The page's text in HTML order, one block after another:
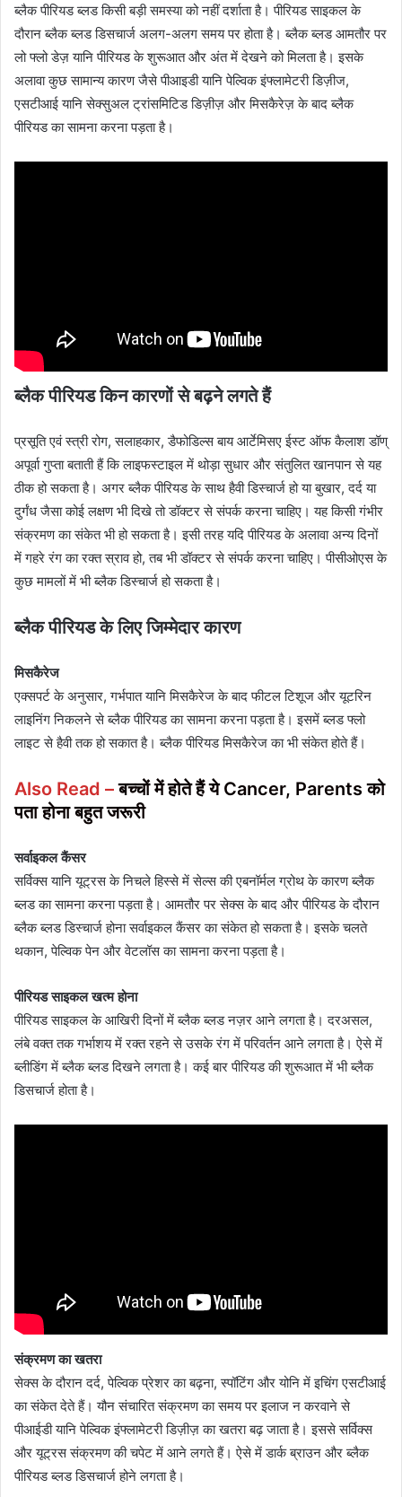
ब्लैक पीरियड ब्लड किसी बड़ी समस्या को नहीं दर्शाता है। पीरियड साइकल के
दौरान ब्लैक ब्लड डिसचार्ज अलग-अलग समय पर होता है। ब्लैक ब्लड आमतौर पर
लो फ्लो डेज़ यानि पीरियड के शुरूआत और अंत में देखने को मिलता है। इसके
अलावा कुछ सामान्य कारण जैसे पीआइडी यानि पेल्विक इंफ्लामेटरी डिज़ीज,
एसटीआई यानि सेक्सुअल ट्रांसमिटिड डिज़ीज़ और मिसकैरेज़ के बाद ब्लैक
पीरियड का सामना करना पड़ता है।
ब्लैक पीरियड किन कारणों से बढ़ने लगते हैं
प्रसूति एवं स्त्री रोग, सलाहकार, डैफोडिल्स बाय आर्टेमिसए ईस्ट ऑफ कैलाश डॉण्
अपूर्वा गुप्ता बताती हैं कि लाइफस्टाइल में थोड़ा सुधार और संतुलित खानपान से यह
ठीक हो सकता है। अगर ब्लैक पीरियड के साथ हैवी डिस्चार्ज हो या बुखार, दर्द या
दुर्गंध जैसा कोई लक्षण भी दिखे तो डॉक्टर से संपर्क करना चाहिए। यह किसी गंभीर
संक्रमण का संकेत भी हो सकता है। इसी तरह यदि पीरियड के अलावा अन्य दिनों
में गहरे रंग का रक्त स्राव हो, तब भी डॉक्टर से संपर्क करना चाहिए। पीसीओएस के
कुछ मामलों में भी ब्लैक डिस्चार्ज हो सकता है।
ब्लैक पीरियड के लिए जिम्मेदार कारण
मिसकैरेज
एक्सपर्ट के अनुसार, गर्भपात यानि मिसकैरेज के बाद फीटल टिशूज और यूटरिन
लाइनिंग निकलने से ब्लैक पीरियड का सामना करना पड़ता है। इसमें ब्लड फ्लो
लाइट से हैवी तक हो सकात है। ब्लैक पीरियड मिसकैरेज का भी संकेत होते हैं।
Also Read –बच्चों में होते हैं ये Cancer, Parents को
पता होना बहुत जरूरी
सर्वाइकल कैंसर
सर्विक्स यानि यूट्रस के निचले हिस्से में सेल्स की एबनॉर्मल ग्रोथ के कारण ब्लैक
ब्लड का सामना करना पड़ता है। आमतौर पर सेक्स के बाद और पीरियड के दौरान
ब्लैक ब्लड डिस्चार्ज होना सर्वाइकल कैंसर का संकेत हो सकता है। इसके चलते
थकान, पेल्विक पेन और वेटलॉस का सामना करना पड़ता है।
पीरियड साइकल खत्म होना
पीरियड साइकल के आखिरी दिनों में ब्लैक ब्लड नज़र आने लगता है। दरअसल,
लंबे वक्त तक गर्भाशय में रक्त रहने से उसके रंग में परिवर्तन आने लगता है। ऐसे में
ब्लीडिंग में ब्लैक ब्लड दिखने लगता है। कई बार पीरियड की शुरूआत में भी ब्लैक
डिसचार्ज होता है।
संक्रमण का खतरा
सेक्स के दौरान दर्द, पेल्विक प्रेशर का बढ़ना, स्पॉटिंग और योनि में इचिंग एसटीआई
का संकेत देते हैं। यौन संचारित संक्रमण का समय पर इलाज न करवाने से
पीआईडी यानि पेल्विक इंफ्लामेटरी डिज़ीज़ का खतरा बढ़ जाता है। इससे सर्विक्स
और यूट्रस संक्रमण की चपेट में आने लगते हैं। ऐसे में डार्क ब्राउन और ब्लैक
पीरियड ब्लड डिसचार्ज होने लगता है।